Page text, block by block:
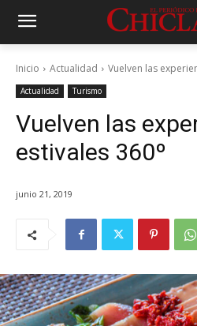
Inicio Actualidad Vuelven las
Actualidad Turismo
Vuelven las
estivales 360º
junio 21, 2019